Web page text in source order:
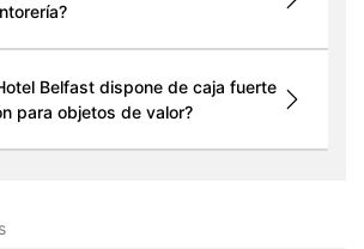
Belfast dispone de caja fuerte
para objetos de valor?